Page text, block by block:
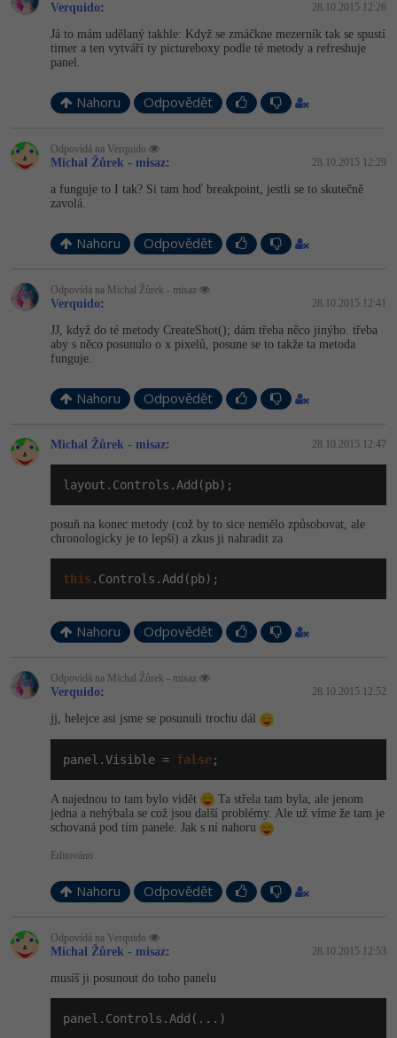
Verquido: 28.10.2015 12:26
Já to mám udělaný takhle: Když se zmáčkne mezerník tak se spustí
timer a ten vytváří ty pictureboxy podle té metody a refreshuje
panel.
Nahoru Odpovědět
Odpovídá na Verquido
Michal Žůrek - misaz: 28.10.2015 12:29
a funguje to I tak? Si tam hoď breakpoint, jestli se to skutečně
zavolá.
Nahoru Odpovědět
Odpovídá na Michal Žůrek - misaz
Verquido: 28.10.2015 12:41
JJ, když do té metody CreateShot(); dám třeba něco jinýho. třeba
aby s něco posunulo o x pixelů, posune se to takže ta metoda
funguje.
Nahoru Odpovědět
Michal Žůrek - misaz: 28.10.2015 12:47
layout.Controls.Add(pb);
posuň na konec metody (což by to sice nemělo způsobovat, ale
chronologicky je to lepší) a zkus ji nahradit za
this .Controls.Add(pb);
Nahoru Odpovědět
Odpovídá na Michal Žůrek - misaz
Verquido: 28.10.2015 12:52
jj, helejce asi jsme se posunuli trochu dál
panel.Visible = false;
A najednou to tam bylo vidět
Ta střela tam byla, ale jenom
jedna a nehýbala se což jsou další problémy. Ale už víme že tam je
schovaná pod tím panele. Jak s ní nahoru
Editováno
Nahoru Odpovědět
Odpovídá na Verquido
Michal Žůrek - misaz: 28.10.2015 12:53
musíš ji posunout do toho panelu
panel.Controls.Add(...)